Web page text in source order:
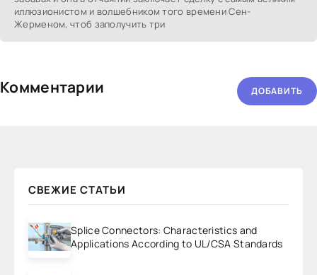
иллюзионистом и волшебником того времени Сен-
Жерменом, чтоб заполучить три
Комментарии ДОБАВИТЬ
СВЕЖИЕ СТАТЬИ
Splice Connectors: Characteristics and
Applications According to UL/CSA Standards